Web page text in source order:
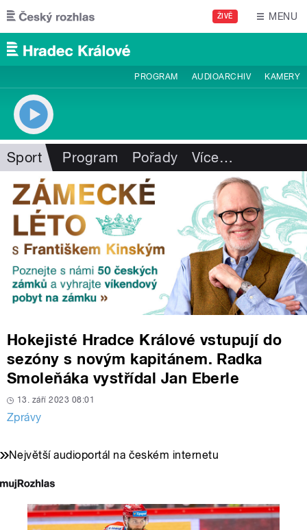
Přejít k hlavnímu obsahu
ŽIVĚ MENU
PROGRAM AUDIOARCHIV KAMERY
Sport Program Pořady Více…
Hokejisté Hradce Králové vstupují do
sezóny s novým kapitánem. Radka
Smoleňáka vystřídal Jan Eberle
13. září 2023 08:01
Zprávy
Největší audioportál na českém internetu